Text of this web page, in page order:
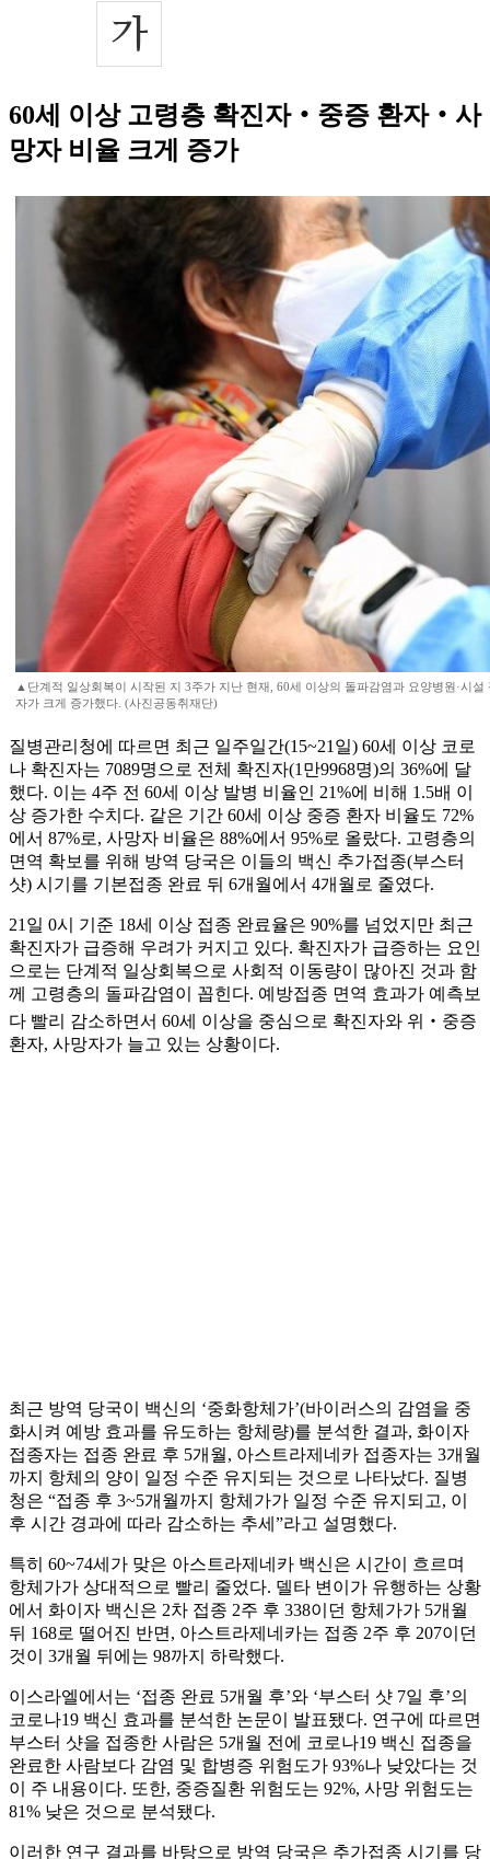
60세 이상 고령층 확진자‧중증 환자‧사
망자 비율 크게 증가
▲단계적 일상회복이 시작된 지 3주가 지난 현재, 60세 이상의 돌파감염과 요양병원·시
자가 크게 증가했다. (사진공동취재단)
질병관리청에 따르면 최근 일주일간(15~21일) 60세 이상 코로
나 확진자는 7089명으로 전체 확진자(1만9968명)의 36%에 달
했다. 이는 4주 전 60세 이상 발병 비율인 21%에 비해 1.5배 이
상 증가한 수치다. 같은 기간 60세 이상 중증 환자 비율도 72%
에서 87%로, 사망자 비율은 88%에서 95%로 올랐다. 고령층의
면역 확보를 위해 방역 당국은 이들의 백신 추가접종(부스터
샷) 시기를 기본접종 완료 뒤 6개월에서 4개월로 줄였다.
21일 0시 기준 18세 이상 접종 완료율은 90%를 넘었지만 최근
확진자가 급증해 우려가 커지고 있다. 확진자가 급증하는 요인
으로는 단계적 일상회복으로 사회적 이동량이 많아진 것과 함
께 고령층의 돌파감염이 꼽힌다. 예방접종 면역 효과가 예측보
다 빨리 감소하면서 60세 이상을 중심으로 확진자와 위‧중증
환자, 사망자가 늘고 있는 상황이다.
최근 방역 당국이 백신의 ‘중화항체가’(바이러스의 감염을 중
화시켜 예방 효과를 유도하는 항체량)를 분석한 결과, 화이자
접종자는 접종 완료 후 5개월, 아스트라제네카 접종자는 3개월
까지 항체의 양이 일정 수준 유지되는 것으로 나타났다. 질병
청은 “접종 후 3~5개월까지 항체가가 일정 수준 유지되고, 이
후 시간 경과에 따라 감소하는 추세”라고 설명했다.
특히 60~74세가 맞은 아스트라제네카 백신은 시간이 흐르며
항체가가 상대적으로 빨리 줄었다. 델타 변이가 유행하는 상황
에서 화이자 백신은 2차 접종 2주 후 338이던 항체가가 5개월
뒤 168로 떨어진 반면, 아스트라제네카는 접종 2주 후 207이던
것이 3개월 뒤에는 98까지 하락했다.
이스라엘에서는 ‘접종 완료 5개월 후’와 ‘부스터 샷 7일 후’의
코로나19 백신 효과를 분석한 논문이 발표됐다. 연구에 따르면
부스터 샷을 접종한 사람은 5개월 전에 코로나19 백신 접종을
완료한 사람보다 감염 및 합병증 위험도가 93%나 낮았다는 것
이 주 내용이다. 또한, 중증질환 위험도는 92%, 사망 위험도는
81% 낮은 것으로 분석됐다.
이러한 연구 결과를 바탕으로 방역 당국은 추가접종 시기를 당